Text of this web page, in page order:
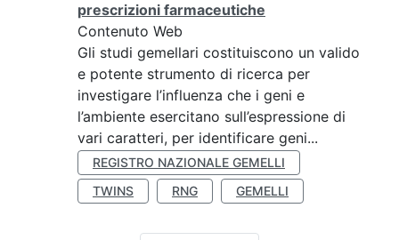
prescrizioni farmaceutiche
Contenuto Web
Gli studi gemellari costituiscono un valido
e potente strumento di ricerca per
investigare l’influenza che i geni e
l’ambiente esercitano sull’espressione di
vari caratteri, per identificare geni...
REGISTRO NAZIONALE GEMELLI
TWINS
RNG GEMELLI